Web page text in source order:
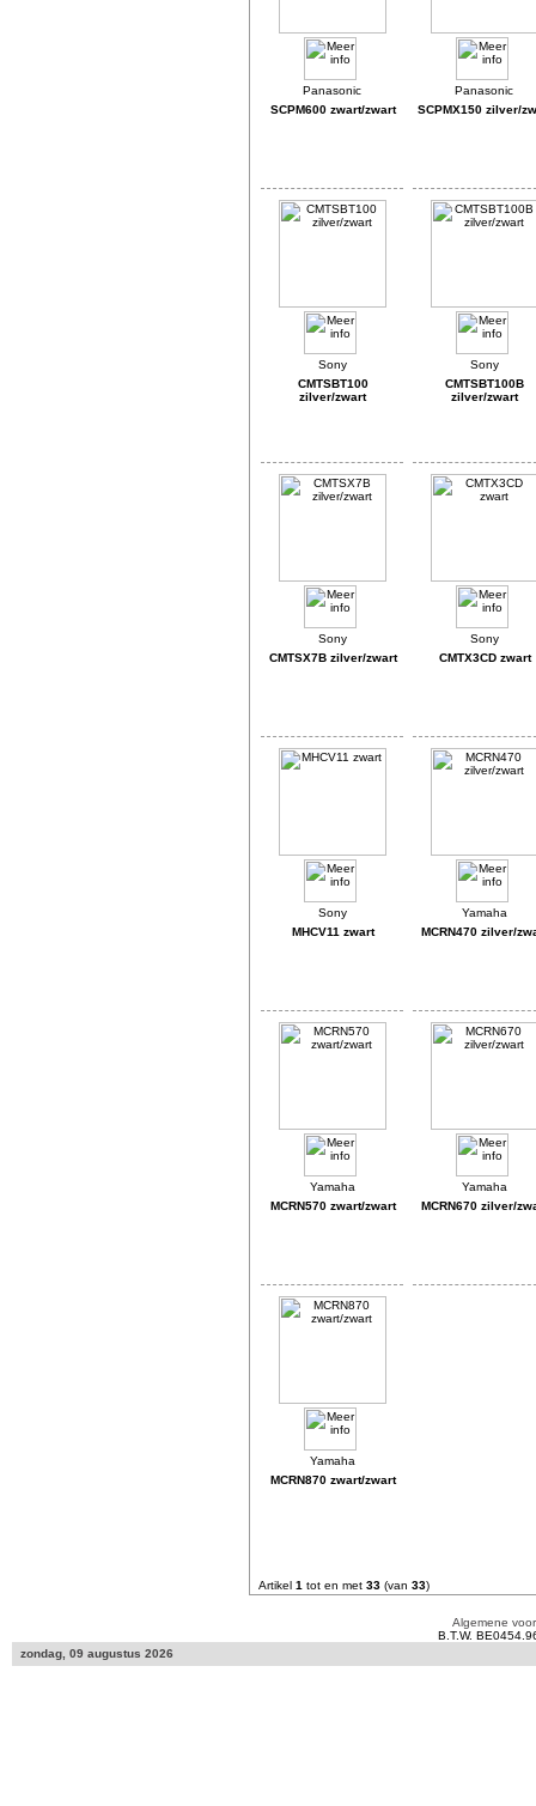
SCPM600 zwart/zwart SCPMX150 zilver/
CMTSBT100
zilver/zwart
CMTSBT100B
zilver/zwart
CMTSX7B zilver/zwart CMTX3CD zwart
MHCV11 zwart MCRN470 zilver/
MCRN570 zwart/zwart MCRN670 zilver/
MCRN870 zwart/zwart
Artikel 1 tot en met 33 (van 33)
Algemene
B.T.W.
zondag, 09 augustus 2026